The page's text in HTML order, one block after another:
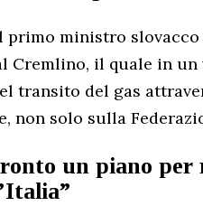
primo ministro
Cremlino, il quale in un
transito del gas
non solo sulla
un piano